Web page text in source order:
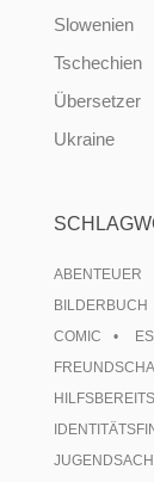
Slowenien
Tschechien
Übersetzer
Ukraine
ABENTEUER
BILDERBUCH
COMIC